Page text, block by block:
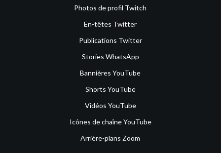
Photos de profil Twitch
En-têtes Twitter
Publications Twitter
Stories WhatsApp
Bannières YouTube
Shorts YouTube
Vidéos YouTube
Icônes de chaîne YouTube
Arrière-plans Zoom